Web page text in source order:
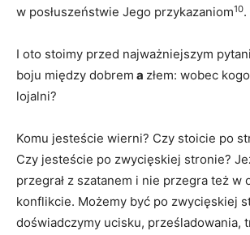
w posłuszeństwie Jego przykazaniom10.
I oto stoimy przed najważniejszym
boju między dobrem a złem: wobec
lojalni?
Komu jesteście wierni? Czy stoicie po
Czy jesteście po zwycięskiej stronie?
przegrał z szatanem i nie przegra też w
konflikcie. Możemy być po zwycięskiej
doświadczymy ucisku, prześladowania,